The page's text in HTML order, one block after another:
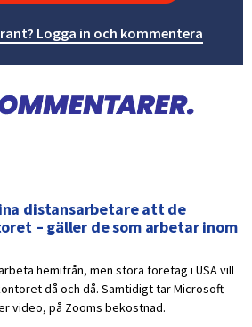
Logga in och kommentera
distansarbetare att de
– gäller de som arbetar inom
hemifrån, men stora företag i USA vill
då och då. Samtidigt tar Microsoft
video, på Zooms bekostnad.